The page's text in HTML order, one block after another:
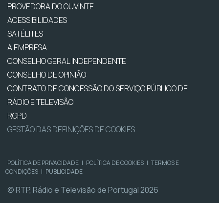
PROVEDORA DO OUVINTE
ACESSIBILIDADES
SATÉLITES
A EMPRESA
CONSELHO GERAL INDEPENDENTE
CONSELHO DE OPINIÃO
CONTRATO DE CONCESSÃO DO SERVIÇO PÚBLICO DE
RÁDIO E TELEVISÃO
RGPD
GESTÃO DAS DEFINIÇÕES DE COOKIES
POLÍTICA DE PRIVACIDADE | POLÍTICA DE COOKIES | TERMOS E
CONDIÇÕES | PUBLICIDADE
© RTP, Rádio e Televisão de Portugal 2026